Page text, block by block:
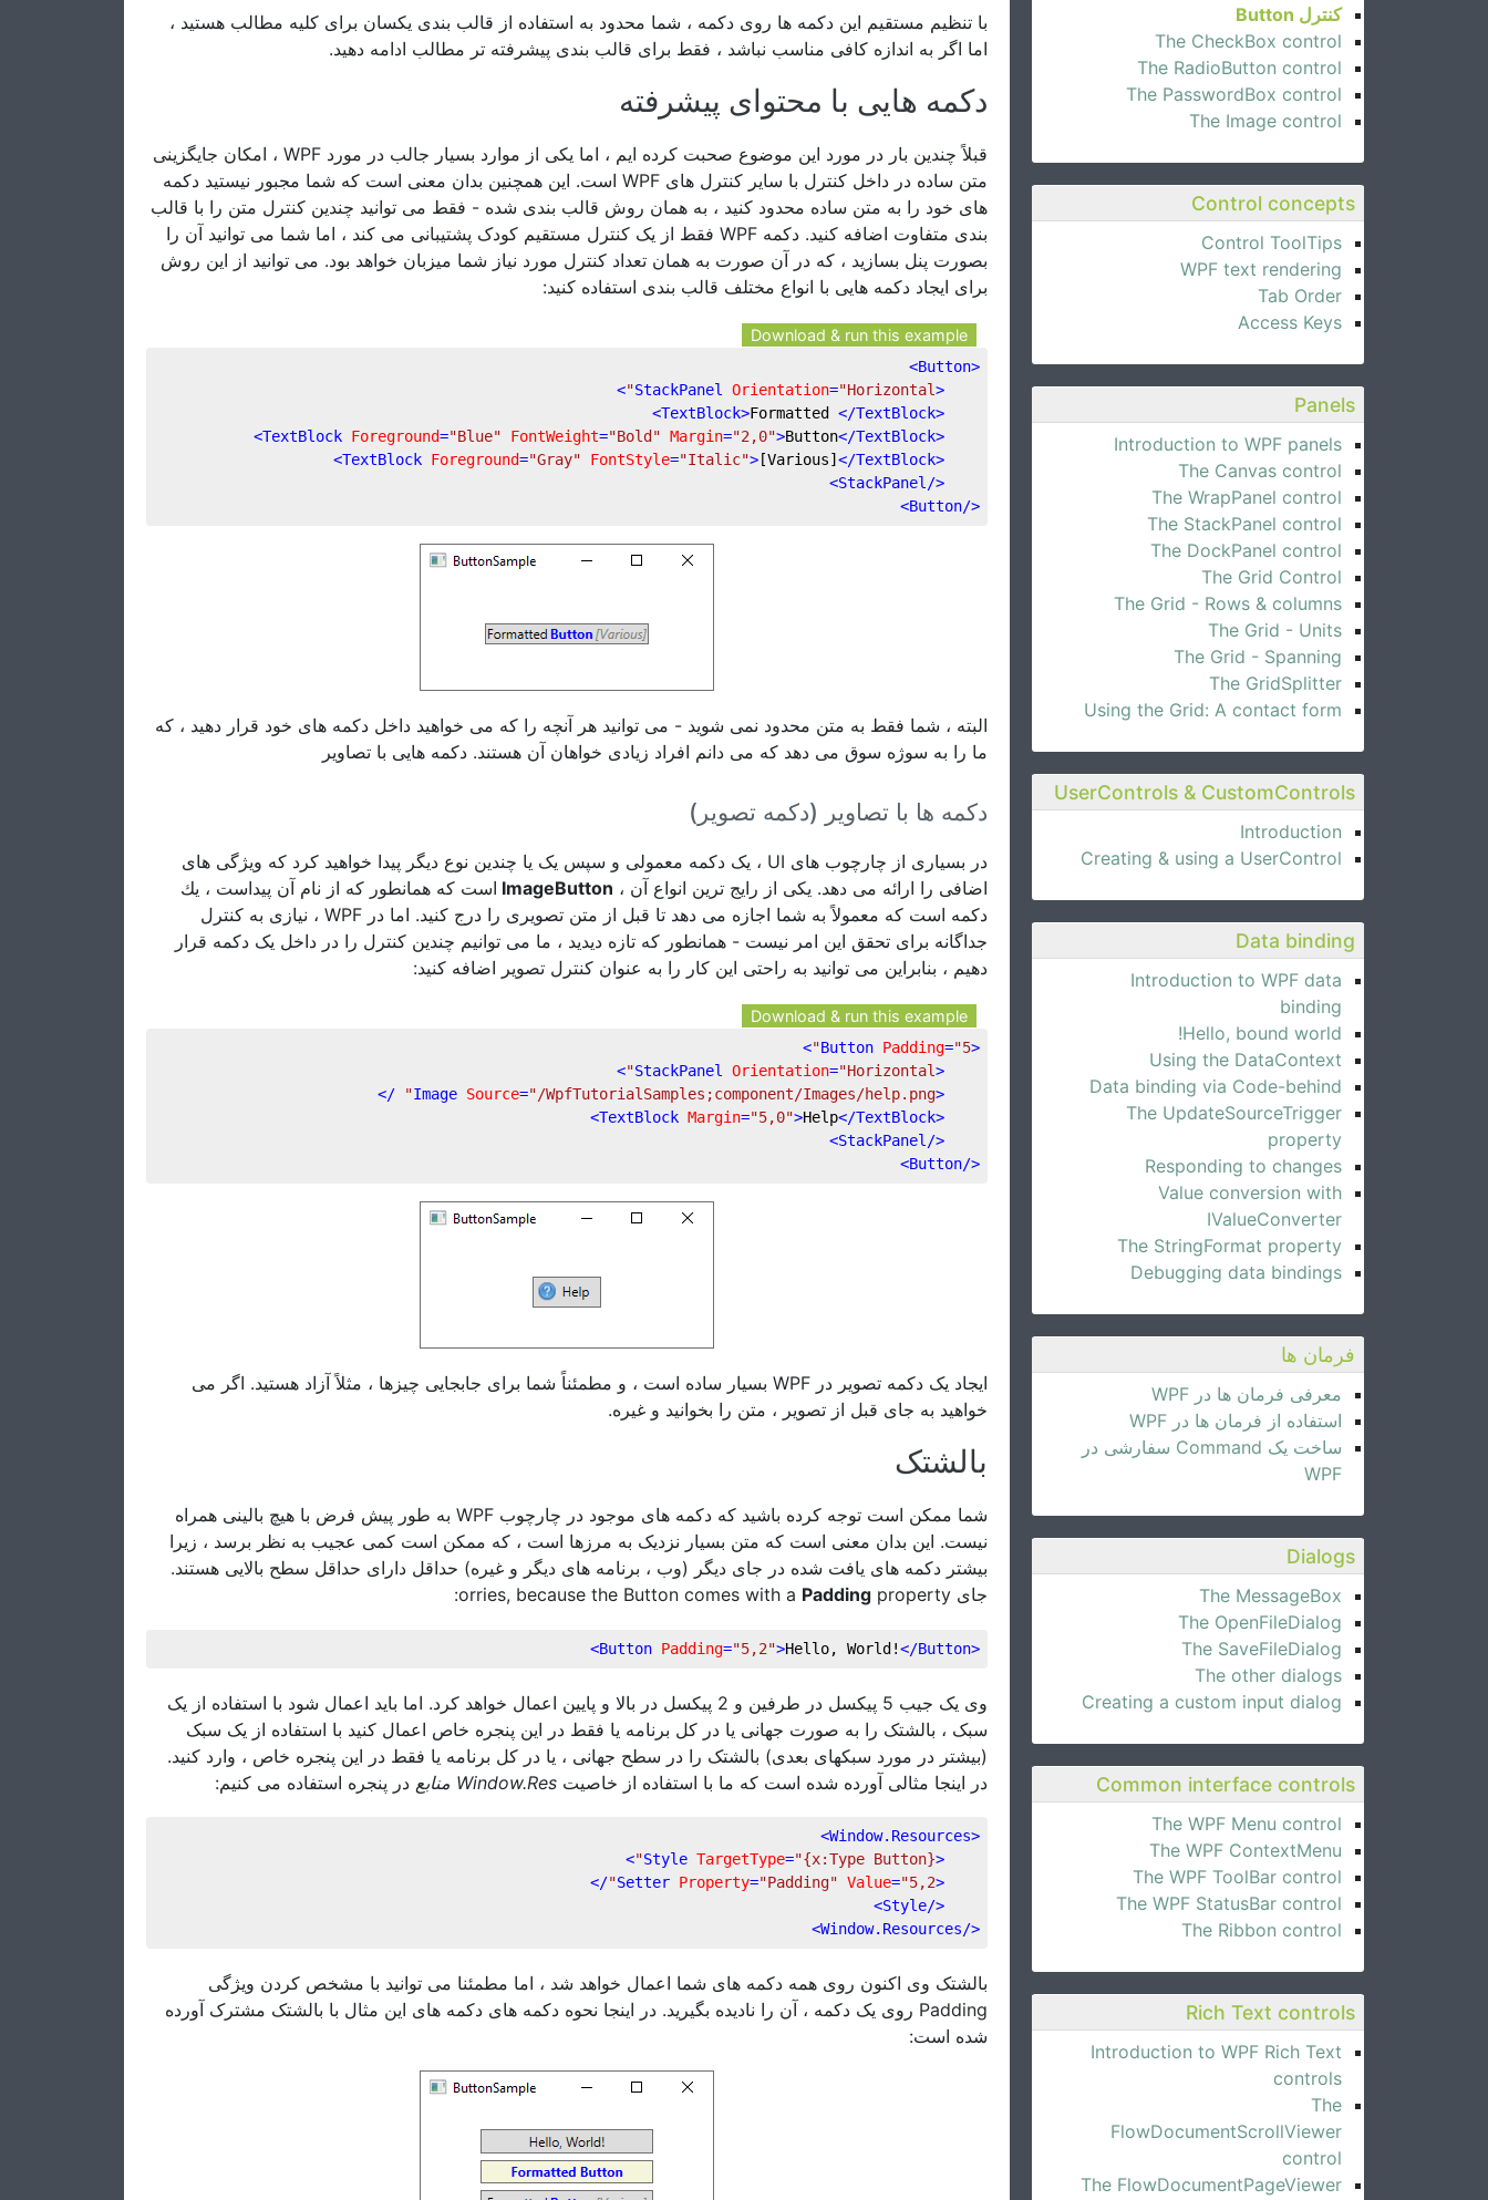
کنترل Button
The CheckBox control
The RadioButton control
The PasswordBox control
The Image control
Control concepts
Control ToolTips
WPF text rendering
Tab Order
Access Keys
Panels
Introduction to WPF panels
The Canvas control
The WrapPanel control
The StackPanel control
The DockPanel control
The Grid Control
The Grid - Rows & columns
The Grid - Units
The Grid - Spanning
The GridSplitter
Using the Grid: A contact form
UserControls & CustomControls
Introduction
Creating & using a UserControl
Data binding
Introduction to WPF data
binding
Hello, bound world!
Using the DataContext
Data binding via Code-behind
The UpdateSourceTrigger
property
Responding to changes
Value conversion with
IValueConverter
The StringFormat property
Debugging data bindings
فرمان ها
معرفی فرمان ها در WPF
استفاده از فرمان ها در WPF
ساخت یک Command سفارشی در
WPF
Dialogs
The MessageBox
The OpenFileDialog
The SaveFileDialog
The other dialogs
Creating a custom input dialog
Common interface controls
The WPF Menu control
The WPF ContextMenu
The WPF ToolBar control
The WPF StatusBar control
The Ribbon control
Rich Text controls
Introduction to WPF Rich Text
controls
The
FlowDocumentScrollViewer
control
The FlowDocumentPageViewer
با تنظیم مستقیم این دکمه ها روی دکمه ، شما محدود به استفاده از قالب بندی یکسان برای کلیه مطالب هستید ،
اما اگر به اندازه کافی مناسب نباشد ، فقط برای قالب بندی پیشرفته تر مطالب ادامه دهید.
دکمه هایی با محتوای پیشرفته
قبلاً چندین بار در مورد این موضوع صحبت کرده ایم ، اما یکی از موارد بسیار جالب در مورد WPF ، امکان جایگزینی
متن ساده در داخل کنترل با سایر کنترل های WPF است. این همچنین بدان معنی است که شما مجبور نیستید دکمه
های خود را به متن ساده محدود کنید ، به همان روش قالب بندی شده - فقط می توانید چندین کنترل متن را با قالب
بندی متفاوت اضافه کنید. دکمه WPF فقط از یک کنترل مستقیم کودک پشتیبانی می کند ، اما شما می توانید آن را
بصورت پنل بسازید ، که در آن صورت به همان تعداد کنترل مورد نیاز شما میزبان خواهد بود. می توانید از این روش
برای ایجاد دکمه هایی با انواع مختلف قالب بندی استفاده کنید:
Download & run this example
<
Button
>
<
StackPanel Orientation="Horizontal"
>
<
TextBlock>Formatted </TextBlock
>
<
TextBlock Foreground="Blue" FontWeight="Bold" Margin="2,0">Button</TextBlock
>
<
TextBlock Foreground="Gray" FontStyle="Italic"> [Various] </TextBlock
>
</
StackPanel
>
</
Button
>
البته ، شما فقط به متن محدود نمی شوید - می توانید هر آنچه را که می خواهید داخل دکمه های خود قرار دهید ، که
ما را به سوژه سوق می دهد که می دانم افراد زیادی خواهان آن هستند. دکمه هایی با تصاویر
دکمه ها با تصاویر (دکمه تصویر)
در بسیاری از چارچوب های UI ، یک دکمه معمولی و سپس یک یا چندین نوع دیگر پیدا خواهید کرد که ویژگی های
اضافی را ارائه می دهد. یكی از رایج ترین انواع آن ، ImageButton است كه همانطور كه از نام آن پیداست ، یك
دکمه است كه معمولاً به شما اجازه می دهد تا قبل از متن تصویری را درج كنید. اما در WPF ، نیازی به کنترل
جداگانه برای تحقق این امر نیست - همانطور که تازه دیدید ، ما می توانیم چندین کنترل را در داخل یک دکمه قرار
دهیم ، بنابراین می توانید به راحتی این کار را به عنوان کنترل تصویر اضافه کنید:
Download & run this example
<
Button Padding="5"
>
<
StackPanel Orientation="Horizontal"
>
<
Image Source="/WpfTutorialSamples;component/Images/help.png"
/>
<
TextBlock Margin="5,0">Help</TextBlock
>
</
StackPanel
>
</
Button
>
ایجاد یک دکمه تصویر در WPF بسیار ساده است ، و مطمئناً شما برای جابجایی چیزها ، مثلاً آزاد هستید. اگر می
خواهید به جای قبل از تصویر ، متن را بخوانید و غیره.
بالشتک
شما ممکن است توجه کرده باشید که دکمه های موجود در چارچوب WPF به طور پیش فرض با هیچ بالینی همراه
نیست. این بدان معنی است که متن بسیار نزدیک به مرزها است ، که ممکن است کمی عجیب به نظر برسد ، زیرا
بیشتر دکمه های یافت شده در جای دیگر (وب ، برنامه های دیگر و غیره) حداقل دارای حداقل سطح بالایی هستند.
جای orries, because the Button comes with a
Padding property:
<
Button Padding="5,2">Hello, World!</Button
>
وی یک جیب 5 پیکسل در طرفین و 2 پیکسل در بالا و پایین اعمال خواهد کرد. اما باید اعمال شود با استفاده از یک
سبک ، بالشتک را به صورت جهانی یا در کل برنامه یا فقط در این پنجره خاص اعمال کنید با استفاده از یک سبک
(بیشتر در مورد سبکهای بعدی) بالشتک را در سطح جهانی ، یا در کل برنامه یا فقط در این پنجره خاص ، وارد کنید.
در اینجا مثالی آورده شده است که ما با استفاده از خاصیت Window.Res منابع در پنجره استفاده می کنیم:
<
Window.Resources
>
<
Style TargetType="{x:Type Button}"
>
<
Setter Property="Padding" Value="5,2"
/>
</
Style
>
</
Window.Resources
>
بالشتک وی اکنون روی همه دکمه های شما اعمال خواهد شد ، اما مطمئنا می توانید با مشخص کردن ویژگی
Padding روی یک دکمه ، آن را نادیده بگیرید. در اینجا نحوه دکمه های دکمه های این مثال با بالشتک مشترک آورده
شده است: